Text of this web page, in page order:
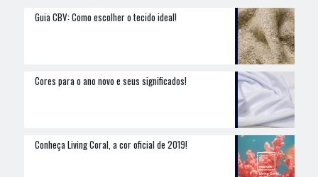
Guia CBV: Como escolher o tecido ideal!
Cores para o ano novo e seus significados!
Conheça Living Coral, a cor oficial de 2019!